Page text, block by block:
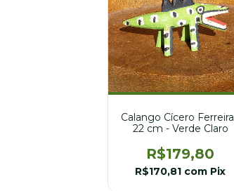
Calango Cícero
22 cm - Verde Claro
R$179,80
R$170,81 com Pix